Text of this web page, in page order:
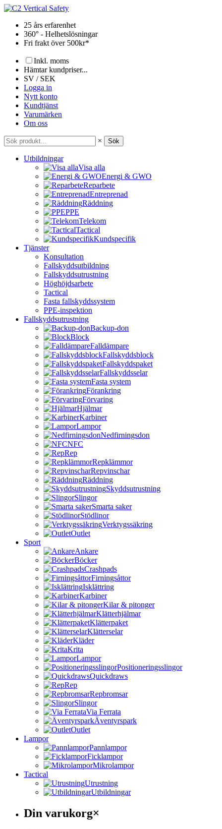
Hoppa
innehåll25 års erfarenhet
360° - Helhetslösningar
Fri frakt över 500kr*
Inkl. moms
Hämtar kundpriser...
SV / SEK
Logga in
Nytt konto
Kundtjänst
Varumärken
Om oss
× Sök
Utbildningar
Visa alla
Energi & GWO
Reparbete
Entreprenad
Räddning
PPE
Telekom
Tactical
Kundspecifik
Tjänster
Konsultation
Fallskyddsutbildning
Fallskyddsutrustning
Höghöjdsarbete
Tactical
Fasta fallskyddssystem
PPE-inspektion
Fallskyddsutrustning
Backup-don
Block
Falldämpare
Fallskyddsblock
Fallskyddspaket
Fallskyddsselar
Fasta system
Förankring
Förvaring
Hjälmar
Karbiner
Lampor
Nedfirningsdon
NFC
Rep
Repklämmor
Repvinschar
Räddning
Skyddsutrustning
Slingor
Smarta saker
Stödlinor
Verktygssäkring
Outlet
Sport
Ankare
Böcker
Crashpads
Firningsåttor
Isklättring
Karbiner
Kilar & pitonger
Klätterhjälmar
Klätterpaket
Klätterselar
Kläder
Krita
Lampor
Positioneringsslingor
Quickdraws
Rep
Repbromsar
Slingor
Via Ferrata
Äventyrspark
Outlet
Lampor
Pannlampor
Ficklampor
Mikrolampor
Tactical
Utrustning
Utbildningar
Varukorg
Din varukorg×